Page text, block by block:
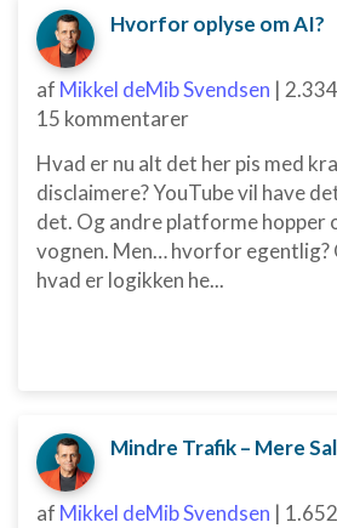
Hvorfor oplyse om AI?
af Mikkel deMib Svendsen |
15 kommentarer
Hvad er nu alt det her pis med
disclaimere? YouTube vil have
det. Og andre platforme hopper
vognen. Men… hvorfor egentlig?
hvad er logikken he...
Mindre Trafik – Mere
af Mikkel deMib Svendsen |
Måle indholdseffektivitet
Forstå målgrupper gennem
kombinationer af oplysninger fra
Udvikle og forbedre tjenester
Bruge begrænsede oplysninger til at
indhold
anmodede oplysninger
Ikke-IAB-behandlingsformål:
Nødvendig